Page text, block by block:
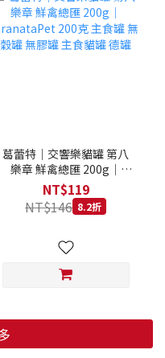
葛蕾特｜交響樂貓罐 第八
樂章 鮮禽總匯 200g｜
GranataPet 200克 主食罐
無穀罐 無膠罐 主食貓罐 德
罐
NT$119
NT$146 8.2折